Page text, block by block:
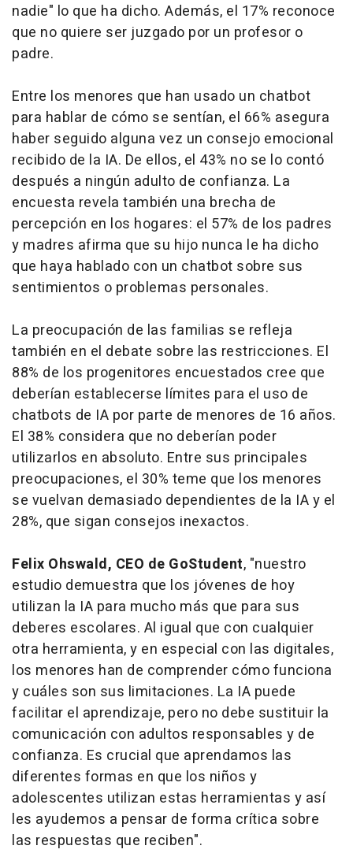
nadie" lo que ha dicho. Además, el 17% reconoce
que no quiere ser juzgado por un profesor o
padre.
Entre los menores que han usado un chatbot
para hablar de cómo se sentían, el 66% asegura
haber seguido alguna vez un consejo emocional
recibido de la IA. De ellos, el 43% no se lo contó
después a ningún adulto de confianza. La
encuesta revela también una brecha de
percepción en los hogares: el 57% de los padres
y madres afirma que su hijo nunca le ha dicho
que haya hablado con un chatbot sobre sus
sentimientos o problemas personales.
La preocupación de las familias se refleja
también en el debate sobre las restricciones. El
88% de los progenitores encuestados cree que
deberían establecerse límites para el uso de
chatbots de IA por parte de menores de 16 años.
El 38% considera que no deberían poder
utilizarlos en absoluto. Entre sus principales
preocupaciones, el 30% teme que los menores
se vuelvan demasiado dependientes de la IA y el
28%, que sigan consejos inexactos.
Felix Ohswald, CEO de GoStudent, "nuestro
estudio demuestra que los jóvenes de hoy
utilizan la IA para mucho más que para sus
deberes escolares. Al igual que con cualquier
otra herramienta, y en especial con las digitales,
los menores han de comprender cómo funciona
y cuáles son sus limitaciones. La IA puede
facilitar el aprendizaje, pero no debe sustituir la
comunicación con adultos responsables y de
confianza. Es crucial que aprendamos las
diferentes formas en que los niños y
adolescentes utilizan estas herramientas y así
les ayudemos a pensar de forma crítica sobre
las respuestas que reciben".